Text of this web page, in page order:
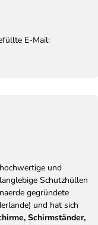
E-Mail:
und
Schutzhüllen
gegründete
und hat sich
Schirmständer,